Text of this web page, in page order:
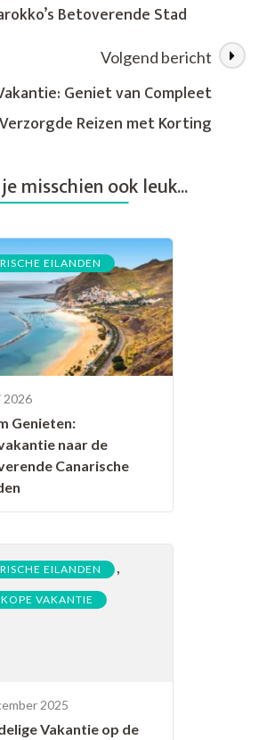
Vakantie
Betoverende Stad
Volgend bericht
Geniet van Compleet
Verzorgde Reizen met Korting
misschien ook leuk...
EILANDEN
2026
Genieten:
naar de
Canarische
EILANDEN ,
VAKANTIE
2025
Vakantie op de